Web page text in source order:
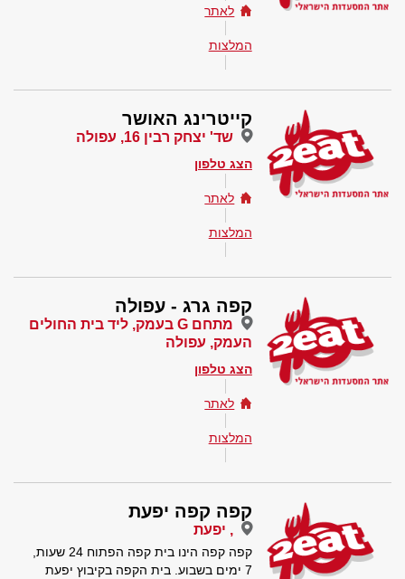
לאתר
המלצות
קייטרינג האושר
שד' יצחק רבין 16, עפולה
הצג טלפון
לאתר
המלצות
קפה גרג - עפולה
מתחם G בעמק, ליד בית החולים
העמק, עפולה
הצג טלפון
לאתר
המלצות
קפה קפה יפעת
, יפעת
קפה קפה הינו בית קפה הפתוח 24 שעות,
7 ימים בשבוע. בית הקפה בקיבוץ יפעת